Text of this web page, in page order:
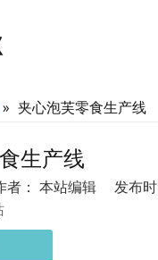
» 夹心泡芙零食生产线
生产线
： 本站编辑 发布时